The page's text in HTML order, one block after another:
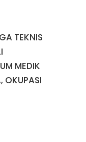
TEKNIS
MEDIK
OKUPASI